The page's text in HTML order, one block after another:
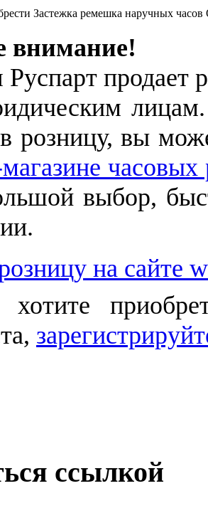
Застежка ремешка наручных
внимание!
продает
розницу, вы
выбор,
на сайте
ссылкой